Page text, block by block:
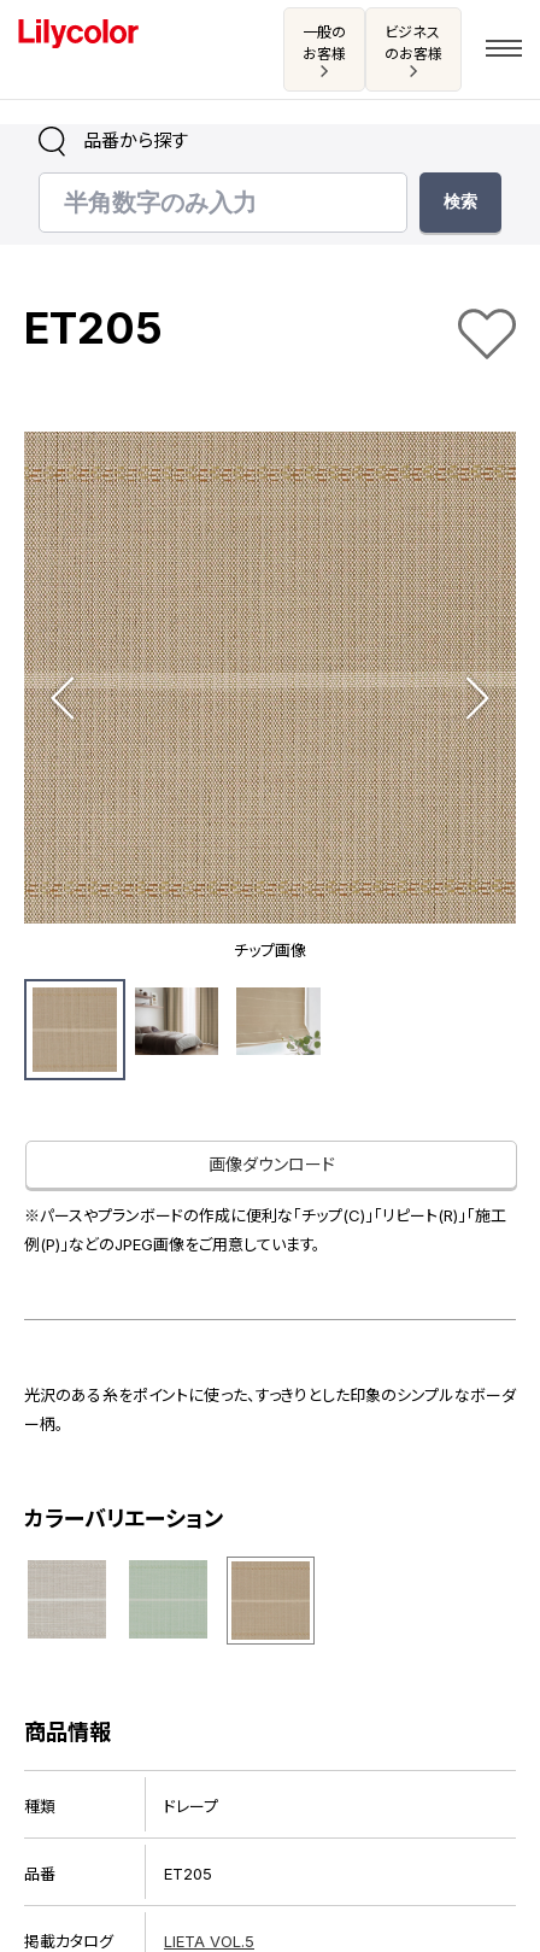
一般の
お客様
ビジネス
のお客様
ログイン・新規会員登録
お気に入り
商品を探す
商品を探す トップ
壁紙
カーテン
床材
ブランド・コレクション
Lilycolor Coordinate 着せ替えシミュレーション
カタログ一覧
カタログ一覧 トップ
壁紙
カーテン
床材
サステナブル商品
ノンワックス床タイル
壁紙機能性ガイド
施工事例
施工事例 トップ
医療・福祉施設
ホテル・オフィス・店舗
モデルハウス
新築戸建・マンション
#リリカラのある暮らし
リリカラノート
ショールーム
ショールーム トップ
東京ショールーム
大阪ショールーム
広島ショールーム
仙台ショールーム
お客様サポート
お客様サポート トップ
画像ダウンロード
お役立ち資料
サンプル・カタログ請求／お問い合わせ（ビジネスのお客様）
非住宅案件に関するお問い合わせ
スペースソリューション事業
オフィスソリューション事業
会社情報
EN CN
品番から探す
ET205
チップ画像
画像ダウンロード
※パースやプランボードの作成に便利な「チップ(C)」「リピート(R)」「施工
例(P)」などのJPEG画像をご用意しています。
光沢のある糸をポイントに使った、すっきりとした印象のシンプルなボーダ
ー柄。
カラーバリエーション
商品情報
種類 ドレープ
品番 ET205
掲載カタログ LIETA VOL.5